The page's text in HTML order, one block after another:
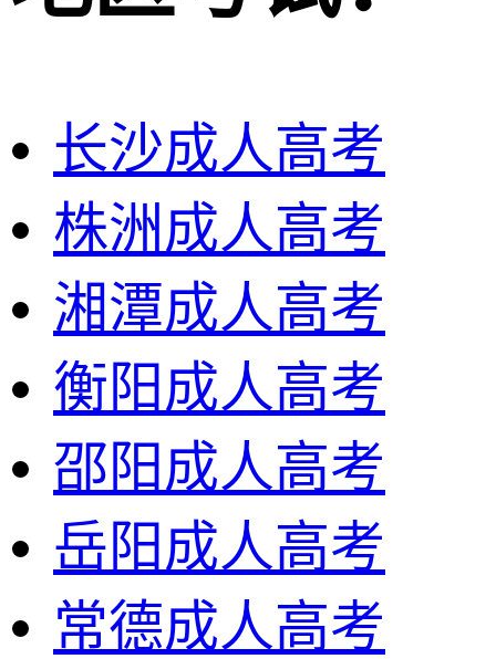
长沙成人高考
株洲成人高考
湘潭成人高考
衡阳成人高考
邵阳成人高考
岳阳成人高考
常德成人高考